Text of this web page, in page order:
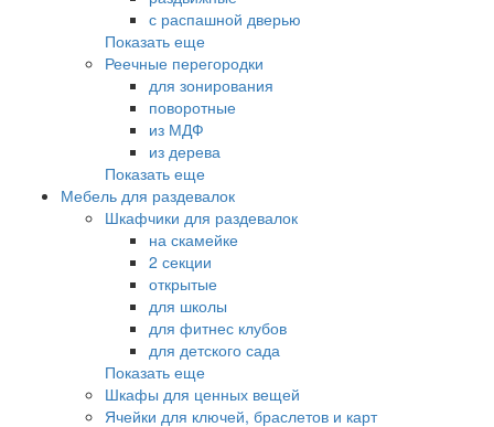
с распашной дверью
Показать еще
Реечные перегородки
для зонирования
поворотные
из МДФ
из дерева
Показать еще
Мебель для раздевалок
Шкафчики для раздевалок
на скамейке
2 секции
открытые
для школы
для фитнес клубов
для детского сада
Показать еще
Шкафы для ценных вещей
Ячейки для ключей, браслетов и карт